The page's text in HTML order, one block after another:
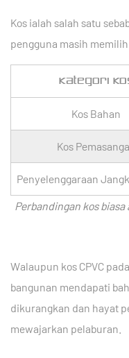
Kos ialah salah satu
pengguna masih memilih
Perbandingan kos
Kategori
Kos Bahan
Kos
Penyelenggaraan
Walaupun kos CPVC
bangunan mendapati
dikurangkan dan hayat
mewajarkan pelaburan.